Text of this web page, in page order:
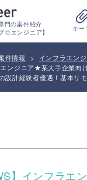
門の案件紹介
ロエンジニア】
キー
件情報 > インフラエン
エンジニア★某大手企業向
設計経験者優遇！基本リ
】インフラエ